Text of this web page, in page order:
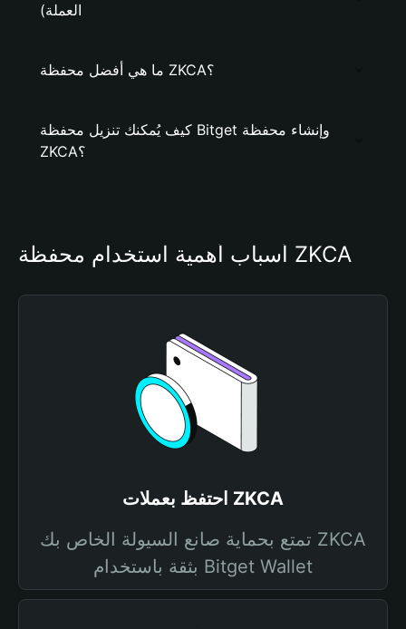
العملة)
ما هي أفضل محفظة ZKCA؟
كيف يُمكنك تنزيل محفظة Bitget وإنشاء محفظة
ZKCA؟
أسباب أهمية استخدام محفظة ZKCA
احتفظ بعملات ZKCA
تمتع بحماية صانع السيولة الخاص بك ZKCA
بثقة باستخدام Bitget Wallet